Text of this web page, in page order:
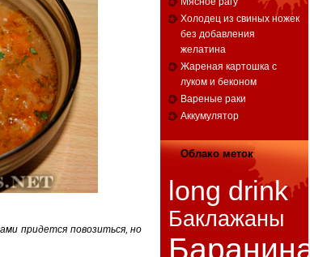
придется повозиться, но
Холодец из свиных ножек
без добавления
желатина
Жареная картошка с
луком и беконом
Вареные раки
Аккумулятор
Облако меток
long drink
Баклажаны
Баранина